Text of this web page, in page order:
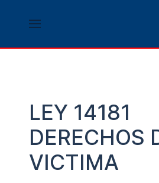
LEY 14181
DERECHOS
VICTIMA